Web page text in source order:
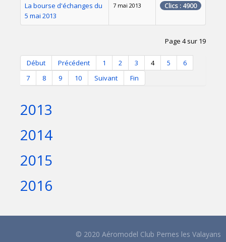
La bourse d'échanges du
5 mai 2013
7 mai 2013 Clics : 4900
Page 4 sur 19
Début Précédent 1 2 3 4 5
6
7
8 9 10 Suivant Fin
2013
2014
2015
2016
© 2020 Aéromodel Club Pernes les Valayans